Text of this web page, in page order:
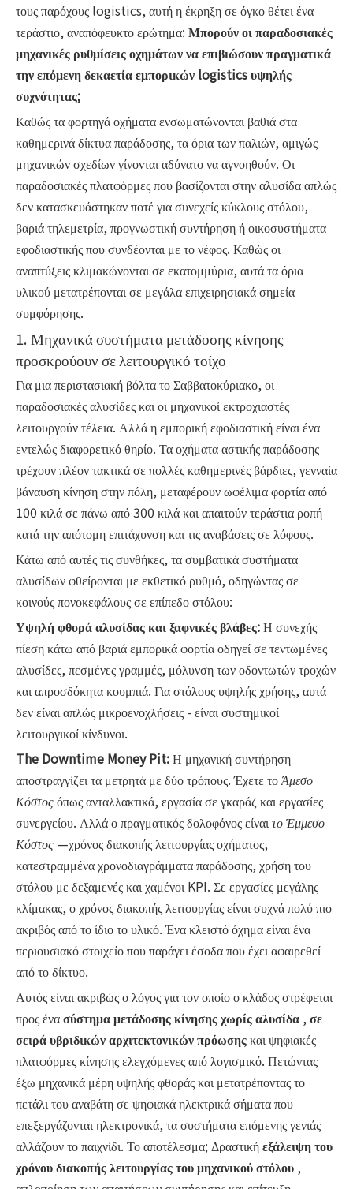
τους παρόχους logistics, αυτή η έκρηξη σε όγκο θέτει ένα
τεράστιο, αναπόφευκτο ερώτημα: Μπορούν οι παραδοσιακές
μηχανικές ρυθμίσεις οχημάτων να επιβιώσουν πραγματικά
την επόμενη δεκαετία εμπορικών logistics υψηλής
συχνότητας;
Καθώς τα φορτηγά οχήματα ενσωματώνονται βαθιά στα
καθημερινά δίκτυα παράδοσης, τα όρια των παλιών, αμιγώς
μηχανικών σχεδίων γίνονται αδύνατο να αγνοηθούν. Οι
παραδοσιακές πλατφόρμες που βασίζονται στην αλυσίδα απλώς
δεν κατασκευάστηκαν ποτέ για συνεχείς κύκλους στόλου,
βαριά τηλεμετρία, προγνωστική συντήρηση ή οικοσυστήματα
εφοδιαστικής που συνδέονται με το νέφος. Καθώς οι
αναπτύξεις κλιμακώνονται σε εκατομμύρια, αυτά τα όρια
υλικού μετατρέπονται σε μεγάλα επιχειρησιακά σημεία
συμφόρησης.
1. Μηχανικά συστήματα μετάδοσης κίνησης
προσκρούουν σε λειτουργικό τοίχο
Για μια περιστασιακή βόλτα το Σαββατοκύριακο, οι
παραδοσιακές αλυσίδες και οι μηχανικοί εκτροχιαστές
λειτουργούν τέλεια. Αλλά η εμπορική εφοδιαστική είναι ένα
εντελώς διαφορετικό θηρίο. Τα οχήματα αστικής παράδοσης
τρέχουν πλέον τακτικά σε πολλές καθημερινές βάρδιες, γενναία
βάναυση κίνηση στην πόλη, μεταφέρουν ωφέλιμα φορτία από
100 κιλά σε πάνω από 300 κιλά και απαιτούν τεράστια ροπή
κατά την απότομη επιτάχυνση και τις αναβάσεις σε λόφους.
Κάτω από αυτές τις συνθήκες, τα συμβατικά συστήματα
αλυσίδων φθείρονται με εκθετικό ρυθμό, οδηγώντας σε
κοινούς πονοκεφάλους σε επίπεδο στόλου:
Υψηλή φθορά αλυσίδας και ξαφνικές βλάβες:Η συνεχής
πίεση κάτω από βαριά εμπορικά φορτία οδηγεί σε τεντωμένες
αλυσίδες, πεσμένες γραμμές, μόλυνση των οδοντωτών τροχών
και απροσδόκητα κουμπιά. Για στόλους υψηλής χρήσης, αυτά
δεν είναι απλώς μικροενοχλήσεις - είναι συστημικοί
λειτουργικοί κίνδυνοι.
The Downtime Money Pit:Η μηχανική συντήρηση
αποστραγγίζει τα μετρητά με δύο τρόπους. Έχετε τοΆμεσο
Κόστοςόπως ανταλλακτικά, εργασία σε γκαράζ και εργασίες
συνεργείου. Αλλά ο πραγματικός δολοφόνος είναιτο Έμμεσο
Κόστος —χρόνος διακοπής λειτουργίας οχήματος,
κατεστραμμένα χρονοδιαγράμματα παράδοσης, χρήση του
στόλου με δεξαμενές και χαμένοι KPI. Σε εργασίες μεγάλης
κλίμακας, ο χρόνος διακοπής λειτουργίας είναι συχνά πολύ πιο
ακριβός από το ίδιο το υλικό. Ένα κλειστό όχημα είναι ένα
περιουσιακό στοιχείο που παράγει έσοδα που έχει αφαιρεθεί
από το δίκτυο.
Αυτός είναι ακριβώς ο λόγος για τον οποίο ο κλάδος στρέφεται
προς ένασύστημα μετάδοσης κίνησης χωρίς αλυσίδα ,σε
σειρά υβριδικών αρχιτεκτονικών πρόωσηςκαι ψηφιακές
πλατφόρμες κίνησης ελεγχόμενες από λογισμικό. Πετώντας
έξω μηχανικά μέρη υψηλής φθοράς και μετατρέποντας το
πετάλι του αναβάτη σε ψηφιακά ηλεκτρικά σήματα που
επεξεργάζονται ηλεκτρονικά, τα συστήματα επόμενης γενιάς
αλλάζουν το παιχνίδι. Το αποτέλεσμα; Δραστικήεξάλειψη του
χρόνου διακοπής λειτουργίας του μηχανικού στόλου ,